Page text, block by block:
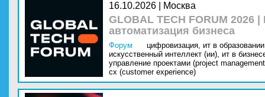
16.10.2026 | Москва
GLOBAL TECH FORUM
автоматизация бизнеса
Форум цифровизация, ит в
искусственный интеллект (ии), ит в
управление проектами (project
cx (customer experience)